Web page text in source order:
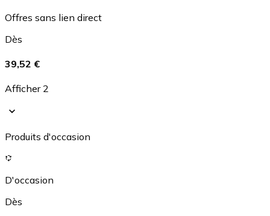
Offres sans lien direct
Dès
39,52 €
Afficher 2
Produits d'occasion
D'occasion
Dès